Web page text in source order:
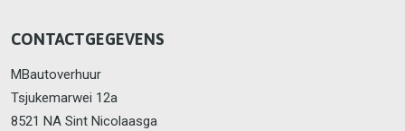
CONTACTGEGEVENS
MBautoverhuur
Tsjukemarwei 12a
8521 NA Sint Nicolaasga